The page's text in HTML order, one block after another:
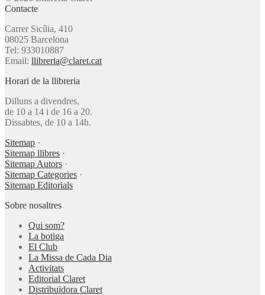
Contacte
Carrer Sicília, 410
08025 Barcelona
Tel: 933010887
Email: llibreria@claret.cat
Horari de la llibreria
Dilluns a divendres,
de 10 a 14 i de 16 a 20.
Dissabtes, de 10 a 14h.
Sitemap ·
Sitemap llibres ·
Sitemap Autors ·
Sitemap Categories ·
Sitemap Editorials
Sobre nosaltres
Qui som?
La botiga
El Club
La Missa de Cada Dia
Activitats
Editorial Claret
Distribuïdora Claret